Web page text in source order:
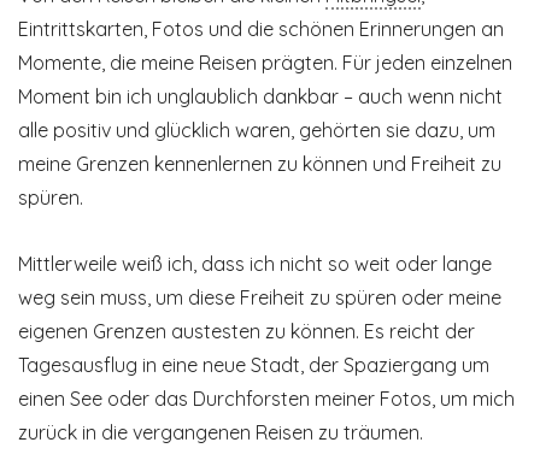
Eintrittskarten, Fotos und die schönen Erinner­ungen an
Momente, die meine Reisen prägten. Für jeden einzelnen
Moment bin ich unglaublich dankbar – auch wenn nicht
alle positiv und glücklich waren, gehörten sie dazu, um
meine Grenzen kennenlernen zu können und Freiheit zu
spüren.
Mittlerweile weiß ich, dass ich nicht so weit oder lange
weg sein muss, um diese Freiheit zu spüren oder meine
eigenen Grenzen austesten zu können. Es reicht der
Tagesausflug in eine neue Stadt, der Spaziergang um
einen See oder das Durchforsten meiner Fotos, um mich
zurück in die vergangenen Reisen zu träumen.